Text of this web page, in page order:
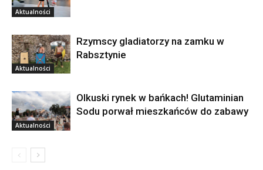
Aktualności
Aktualności
Rzymscy gladiatorzy na zamku w
Rabsztynie
Aktualności
Olkuski rynek w bańkach! Glutaminian
Sodu porwał mieszkańców do zabawy